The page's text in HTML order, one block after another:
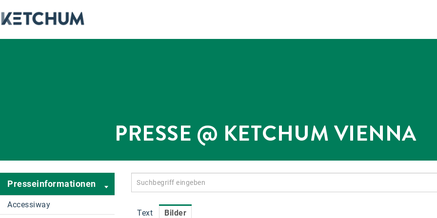
PRESSE @ KETCHUM VIENNA
Presseinformationen
Accessiway
Text
Bilder